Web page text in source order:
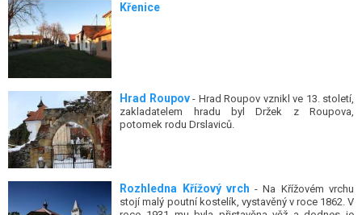
Křenice
Hrad Roupov- Hrad Roupov vznikl ve 13. století,
zakladatelem hradu byl Držek z Roupova,
potomek rodu Drslaviců.
Rozhledna Křížový vrch - Na Křížovém vrchu
stojí malý poutní kostelík, vystavěný v roce 1862. V